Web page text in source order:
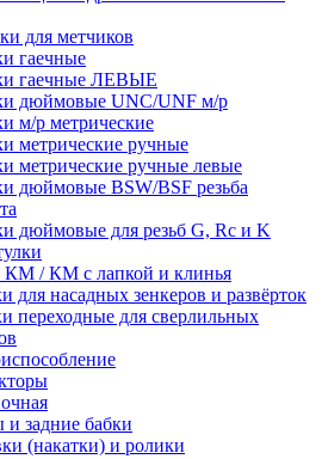
для метчиков
гаечные
гаечные ЛЕВЫЕ
дюймовые UNC/UNF м/р
м/р метрические
метрические ручные
метрические ручные левые
дюймовые BSW/BSF резьба
дюймовые для резьб G, Rc и K
КМ / КМ с лапкой и клинья
для насадных зенкеров и развёрток
переходные для сверлильных
задние бабки
(накатки) и ролики